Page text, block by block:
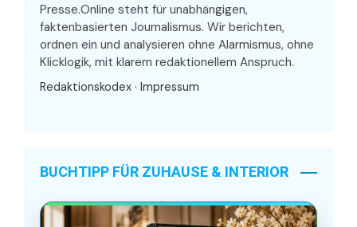
Presse.Online steht für unabhängigen,
faktenbasierten Journalismus. Wir berichten,
ordnen ein und analysieren ohne Alarmismus, ohne
Klicklogik, mit klarem redaktionellem Anspruch.
Redaktionskodex · Impressum
BUCHTIPP FÜR ZUHAUSE & INTERIOR